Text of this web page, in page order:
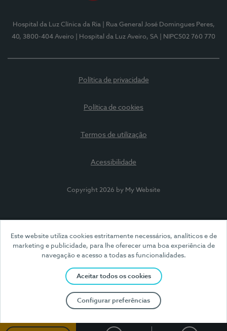
Este website utiliza cookies estritamente necessários, analíticos e de
marketing e publicidade, para lhe oferecer uma boa experiência de
navegação e acesso a todas as funcionalidades.
Aceitar todos os cookies
Configurar preferências
Hospital da Luz Clínica da Ria
| Rua General José Domingues Peres,
40, 3800-404 Aveiro
| Hospital da Luz Aveiro, SA | NIPC502 760 770
Política de privacidade
Política de cookies
Termos de utilização
Acessibilidade
Copyright 2026 by My Website